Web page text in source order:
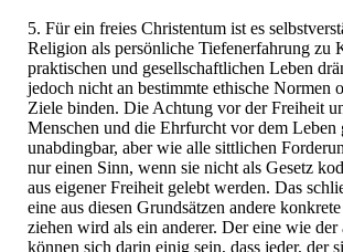
5. Für ein freies Christentum ist es
Religion als persönliche Tiefenerfahrung zu
praktischen und gesellschaftlichen Leben
jedoch nicht an bestimmte ethische Normen
Ziele binden. Die Achtung vor der Freiheit
Menschen und die Ehrfurcht vor dem
unabdingbar, aber wie alle sittlichen
nur einen Sinn, wenn sie nicht als Gesetz
aus eigener Freiheit gelebt werden. Das
eine aus diesen Grundsätzen andere
ziehen wird als ein anderer. Der eine wie der
können sich darin einig sein, dass jeder, der